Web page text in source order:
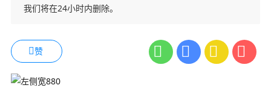
我们将在24小时内删除。
赞